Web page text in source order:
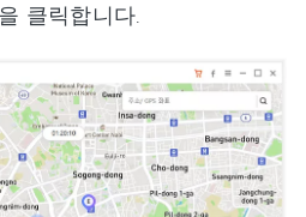
클릭합니다.